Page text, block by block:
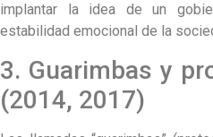
implantar la idea de un
estabilidad emocional de la
3. Guarimbas y
(2014, 2017)